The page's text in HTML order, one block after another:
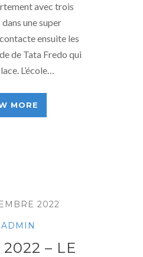
avec trois
une super
ensuite les
de Tata Fredo qui
L’école…
MORE
2022
ADMIN
2022 – LE